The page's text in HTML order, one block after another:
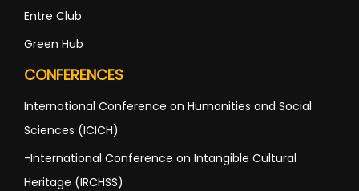
Entre Club
Green Hub
CONFERENCES
International Conference on Humanities and Social
Sciences (ICICH)
-International Conference on Intangible Cultural
Heritage (IRCHSS)